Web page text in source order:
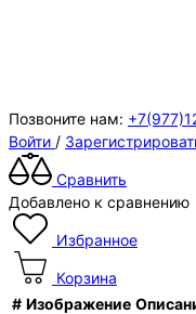
Позвоните нам:
Войти /
Сравнить
Добавлено к сравнению
Избранное
Корзина
# Изображение